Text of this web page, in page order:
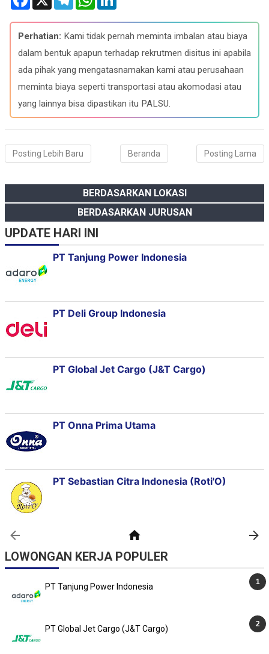
e
b
o
o
e
e
g
r
a
t
s
A
p
k
e
d
I
Perhatian: Kami tidak pernah meminta imbalan atau biaya
dalam bentuk apapun terhadap rekrutmen disitus ini apabila
ada pihak yang mengatasnamakan kami atau perusahaan
meminta biaya seperti transportasi atau akomodasi atau
yang lainnya bisa dipastikan itu PALSU.
Posting Lebih Baru Posting Lama
Beranda
BERDASARKAN LOKASI
BERDASARKAN JURUSAN
UPDATE HARI INI
LOWONGAN KERJA POPULER
PT Tanjung Power Indonesia
PT Global Jet Cargo (J&T Cargo)